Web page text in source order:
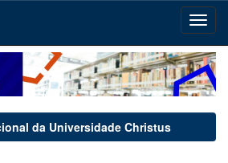
da Universidade Christus